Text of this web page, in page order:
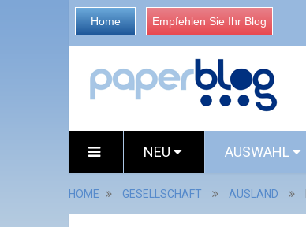
Home Empfehlen Sie Ihr Blog
NEU AUSWAHL
HOME GESELLSCHAFT AUSLAND